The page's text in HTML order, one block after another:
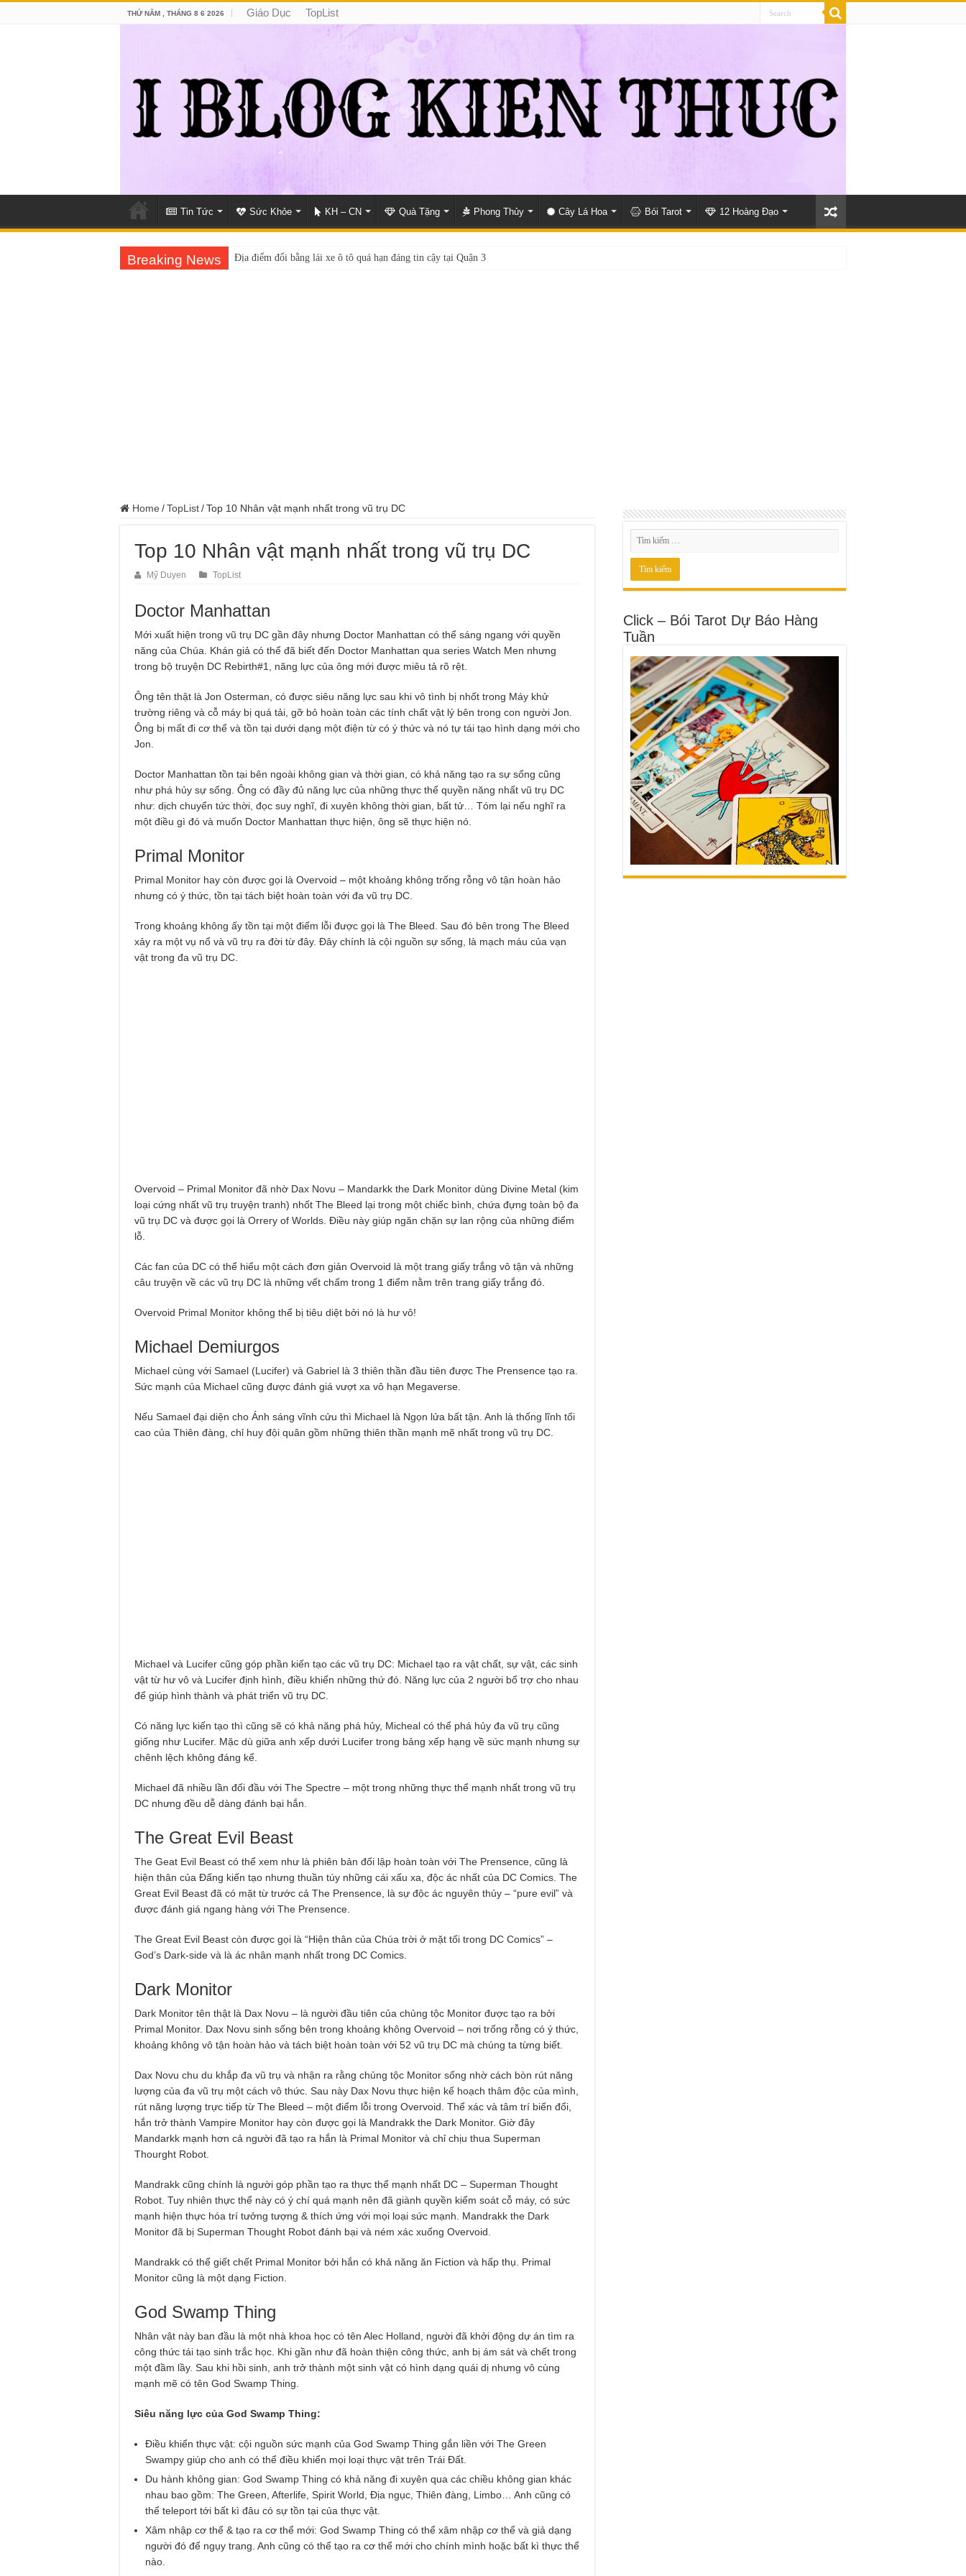
THỨ NĂM , THÁNG 8 6 2026 Giáo Dục TopList
Tin Tức Sức Khỏe KH – CN Quà Tặng Phong Thủy Cây Lá Hoa Bói Tarot 12 Hoàng Đạo
Breaking News Địa điểm đổi bằng lái xe ô tô quá hạn đáng tin cậy tại Quận 3
Home /TopList/Top 10 Nhân vật mạnh nhất trong vũ trụ DC
Top 10 Nhân vật mạnh nhất trong vũ trụ DC
Mỹ Duyen TopList
Doctor Manhattan
Mới xuất hiện trong vũ trụ DC gần đây nhưng Doctor Manhattan có thể sáng ngang với quyền
năng của Chúa. Khán giả có thể đã biết đến Doctor Manhattan qua series Watch Men nhưng
trong bộ truyện DC Rebirth#1, năng lực của ông mới được miêu tả rõ rệt.
Ông tên thật là Jon Osterman, có được siêu năng lực sau khi vô tình bị nhốt trong Máy khử
trường riêng và cỗ máy bị quá tải, gỡ bỏ hoàn toàn các tính chất vật lý bên trong con người Jon.
Ông bị mất đi cơ thể và tồn tại dưới dạng một điện từ có ý thức và nó tự tái tạo hình dạng mới cho
Jon.
Doctor Manhattan tồn tại bên ngoài không gian và thời gian, có khả năng tạo ra sự sống cũng
như phá hủy sự sống. Ông có đầy đủ năng lực của những thực thể quyền năng nhất vũ trụ DC
như: dịch chuyển tức thời, đọc suy nghĩ, đi xuyên không thời gian, bất tử… Tóm lại nếu nghĩ ra
một điều gì đó và muốn Doctor Manhattan thực hiện, ông sẽ thực hiện nó.
Primal Monitor
Primal Monitor hay còn được gọi là Overvoid – một khoảng không trống rỗng vô tận hoàn hảo
nhưng có ý thức, tồn tại tách biệt hoàn toàn với đa vũ trụ DC.
Trong khoảng không ấy tồn tại một điểm lỗi được gọi là The Bleed. Sau đó bên trong The Bleed
xảy ra một vụ nổ và vũ trụ ra đời từ đây. Đây chính là cội nguồn sự sống, là mạch máu của vạn
vật trong đa vũ trụ DC.
Overvoid – Primal Monitor đã nhờ Dax Novu – Mandarkk the Dark Monitor dùng Divine Metal (kim
loại cứng nhất vũ trụ truyện tranh) nhốt The Bleed lại trong một chiếc bình, chứa đựng toàn bộ đa
vũ trụ DC và được gọi là Orrery of Worlds. Điều này giúp ngăn chặn sự lan rộng của những điểm
lỗ.
Các fan của DC có thể hiểu một cách đơn giản Overvoid là một trang giấy trắng vô tận và những
câu truyện về các vũ trụ DC là những vết chấm trong 1 điểm nằm trên trang giấy trắng đó.
Overvoid Primal Monitor không thể bị tiêu diệt bởi nó là hư vô!
Michael Demiurgos
Michael cùng với Samael (Lucifer) và Gabriel là 3 thiên thần đầu tiên được The Prensence tạo ra.
Sức mạnh của Michael cũng được đánh giá vượt xa vô hạn Megaverse.
Nếu Samael đại diện cho Ánh sáng vĩnh cửu thì Michael là Ngọn lửa bất tận. Anh là thống lĩnh tối
cao của Thiên đàng, chỉ huy đội quân gồm những thiên thần mạnh mẽ nhất trong vũ trụ DC.
Michael và Lucifer cũng góp phần kiến tạo các vũ trụ DC: Michael tạo ra vật chất, sự vật, các sinh
vật từ hư vô và Lucifer định hình, điều khiển những thứ đó. Năng lực của 2 người bổ trợ cho nhau
để giúp hình thành và phát triển vũ trụ DC.
Có năng lực kiến tạo thì cũng sẽ có khả năng phá hủy, Micheal có thể phá hủy đa vũ trụ cũng
giống như Lucifer. Mặc dù giữa anh xếp dưới Lucifer trong bảng xếp hạng về sức mạnh nhưng sự
chênh lệch không đáng kể.
Michael đã nhiều lần đối đầu với The Spectre – một trong những thực thể mạnh nhất trong vũ trụ
DC nhưng đều dễ dàng đánh bại hắn.
The Great Evil Beast
The Geat Evil Beast có thể xem như là phiên bản đối lập hoàn toàn với The Prensence, cũng là
hiện thân của Đấng kiến tạo nhưng thuần túy những cái xấu xa, độc ác nhất của DC Comics. The
Great Evil Beast đã có mặt từ trước cả The Prensence, là sự độc ác nguyên thủy – “pure evil” và
được đánh giá ngang hàng với The Prensence.
The Great Evil Beast còn được gọi là “Hiện thân của Chúa trời ở mặt tối trong DC Comics” –
God’s Dark-side và là ác nhân mạnh nhất trong DC Comics.
Dark Monitor
Dark Monitor tên thật là Dax Novu – là người đầu tiên của chủng tộc Monitor được tạo ra bởi
Primal Monitor. Dax Novu sinh sống bên trong khoảng không Overvoid – nơi trống rỗng có ý thức,
khoảng không vô tận hoàn hảo và tách biệt hoàn toàn với 52 vũ trụ DC mà chúng ta từng biết.
Dax Novu chu du khắp đa vũ trụ và nhận ra rằng chủng tộc Monitor sống nhờ cách bòn rút năng
lượng của đa vũ trụ một cách vô thức. Sau này Dax Novu thực hiện kế hoạch thâm độc của mình,
rút năng lượng trực tiếp từ The Bleed – một điểm lỗi trong Overvoid. Thể xác và tâm trí biến đổi,
hắn trở thành Vampire Monitor hay còn được gọi là Mandrakk the Dark Monitor. Giờ đây
Mandarkk mạnh hơn cả người đã tạo ra hắn là Primal Monitor và chỉ chịu thua Superman
Thourght Robot.
Mandrakk cũng chính là người góp phần tạo ra thực thể mạnh nhất DC – Superman Thought
Robot. Tuy nhiên thực thể này có ý chí quá mạnh nên đã giành quyền kiểm soát cỗ máy, có sức
mạnh hiện thực hóa trí tưởng tượng & thích ứng với mọi loại sức mạnh. Mandrakk the Dark
Monitor đã bị Superman Thought Robot đánh bại và ném xác xuống Overvoid.
Mandrakk có thể giết chết Primal Monitor bởi hắn có khả năng ăn Fiction và hấp thụ. Primal
Monitor cũng là một dạng Fiction.
God Swamp Thing
Nhân vật này ban đầu là một nhà khoa học có tên Alec Holland, người đã khởi động dự án tìm ra
công thức tái tạo sinh trắc học. Khi gần như đã hoàn thiện công thức, anh bị ám sát và chết trong
một đầm lầy. Sau khi hồi sinh, anh trở thành một sinh vật có hình dạng quái dị nhưng vô cùng
mạnh mẽ có tên God Swamp Thing.
Siêu năng lực của God Swamp Thing:
Điều khiển thực vật: cội nguồn sức mạnh của God Swamp Thing gắn liền với The Green
Swampy giúp cho anh có thể điều khiển mọi loại thực vật trên Trái Đất.
Du hành không gian: God Swamp Thing có khả năng đi xuyên qua các chiều không gian khác
nhau bao gồm: The Green, Afterlife, Spirit World, Địa ngục, Thiên đàng, Limbo… Anh cũng có
thể teleport tới bất kì đâu có sự tồn tại của thực vật.
Xâm nhập cơ thể & tạo ra cơ thể mới: God Swamp Thing có thể xâm nhập cơ thể và giả dạng
người đó để ngụy trang. Anh cũng có thể tạo ra cơ thể mới cho chính mình hoặc bất kì thực thể
nào.
Click – Bói Tarot Dự Báo Hàng
Tuần